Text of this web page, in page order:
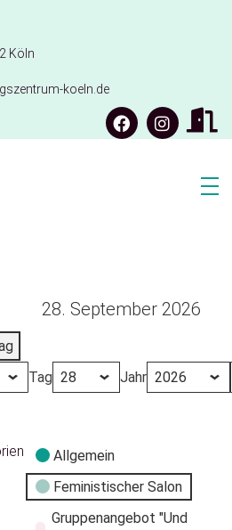
Köln
koeln.de
28. September 2026
Tag
Jahr
Allgemein
Feministischer Salon
Gruppenangebot "Und